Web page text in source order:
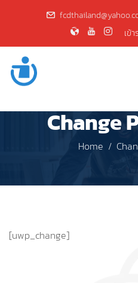
เข้
Change
Home
[uwp_change]